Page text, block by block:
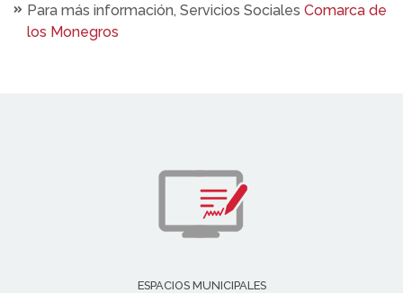
Para más información, Servicios Sociales Comarca de
los Monegros
ESPACIOS MUNICIPALES